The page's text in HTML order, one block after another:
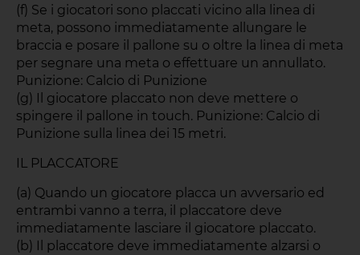
(f) Se i giocatori sono placcati vicino alla linea di
meta, possono immediatamente allungare le
braccia e posare il pallone su o oltre la linea di meta
per segnare una meta o effettuare un annullato.
Punizione: Calcio di Punizione
(g) Il giocatore placcato non deve mettere o
spingere il pallone in touch. Punizione: Calcio di
Punizione sulla linea dei 15 metri.
IL PLACCATORE
(a) Quando un giocatore placca un avversario ed
entrambi vanno a terra, il placcatore deve
immediatamente lasciare il giocatore placcato.
(b) Il placcatore deve immediatamente alzarsi o